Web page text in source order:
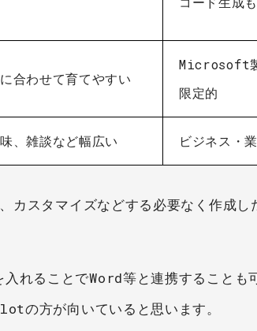
合わせて育てやすい
Microsoft製
限定的
、雑談など幅広い ビジネス・
タマイズなどする必要なく作成し
れることでWord等と連携することも
の方が向いていると思います。